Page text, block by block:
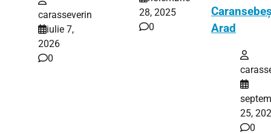
carasseverin
iulie 7,
2026
0
28, 2025
0
Arad
25,
0